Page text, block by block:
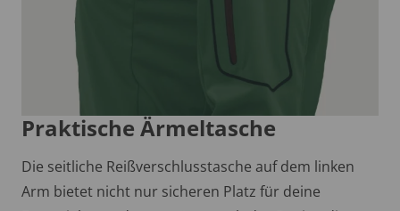
Praktische Ärmeltasche
Die seitliche Reißverschlusstasche auf dem linken
Arm bietet nicht nur sicheren Platz für deine